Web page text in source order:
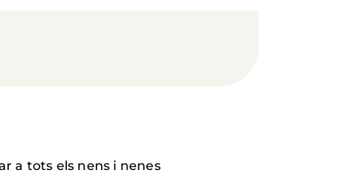
a tots els nens i nenes